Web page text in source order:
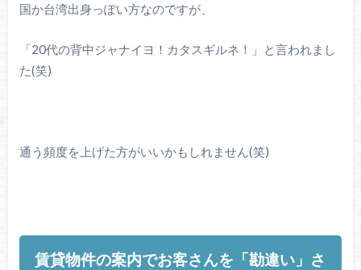
国か台湾出身っぽい方なのですが、
「20代の背中ジャナイヨ！カタスギルネ！」と言われまし
た(笑)
通う頻度を上げた方がいいかもしれません(笑)
賃貸物件の案内でお客さんを「勘違い」さ